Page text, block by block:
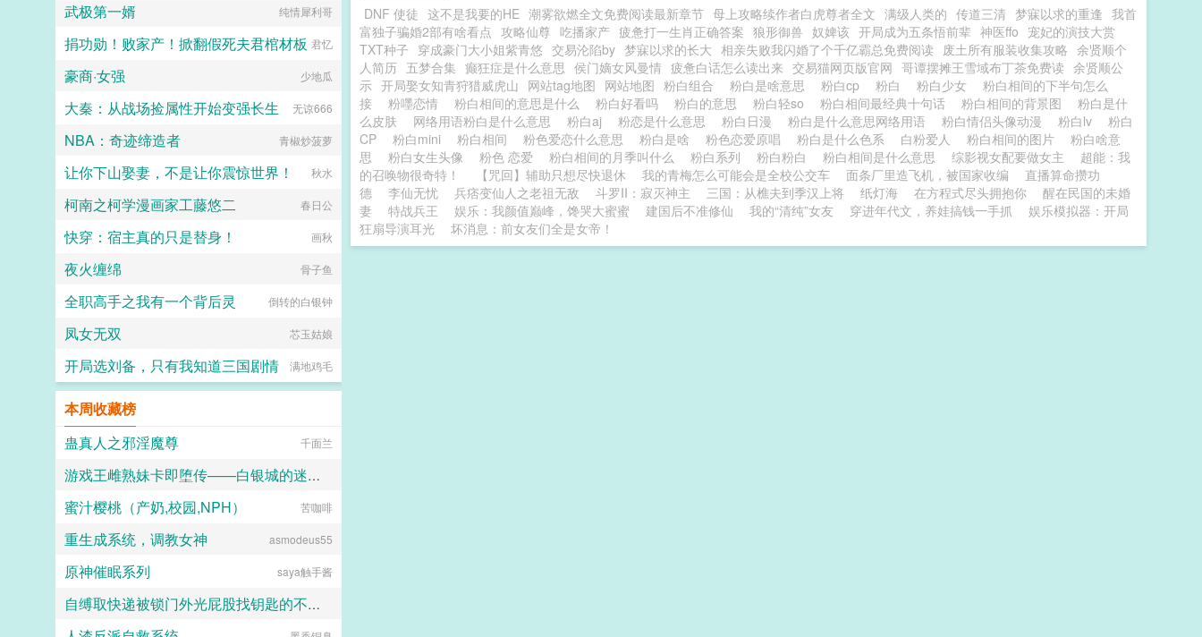
DNF 使徒 这不是我要的HE 潮雾欲燃全文免费阅读最新章节 母上攻略续作者白虎尊者全文 满级人类的 传道三清 梦寐以求的重逢 我首
富独子骗婚2部有啥看点 攻略仙尊 吃播家产 疲惫打一生肖正确答案 狼形御兽 奴婢该 开局成为五条悟前辈 神医ffo 宠妃的演技大赏
TXT种子 穿成豪门大小姐紫青悠 交易沦陷by 梦寐以求的长大 相亲失败我闪婚了个千亿霸总免费阅读 废土所有服装收集攻略 余贤顺个
人简历 五梦合集 癫狂症是什么意思 侯门嫡女风曼情 疲惫白话怎么读出来 交易猫网页版官网 哥谭摆摊王雪域布丁茶免费读 余贤顺公
示 开局娶女知青狩猎威虎山 网站tag地图 网站地图 粉白组合 粉白是啥意思 粉白cp 粉白 粉白少女
粉白相间的下半句怎么
接
粉嚜恋情 粉白相间的意思是什么 粉白好看吗 粉白的意思 粉白轻so 粉白相间最经典十句话 粉白相间的背景图
粉白是什
么皮肤
网络用语粉白是什么意思 粉白aj 粉恋是什么意思 粉白日漫 粉白是什么意思网络用语 粉白情侣头像动漫 粉白lv
粉白
CP
粉白mini 粉白相间 粉色爱恋什么意思 粉白是啥 粉色恋爱原唱 粉白是什么色系 白粉爱人 粉白相间的图片
粉白啥意
思
粉白女生头像 粉色 恋爱 粉白相间的月季叫什么 粉白系列 粉白粉白 粉白相间是什么意思 综影视女配要做女主
超能：我
的召唤物很奇特！
【咒回】辅助只想尽快退休 我的青梅怎么可能会是全校公交车 面条厂里造飞机，被国家收编
直播算命攒功
德
李仙无忧 兵痞变仙人之老祖无敌 斗罗II：寂灭神主 三国：从樵夫到季汉上将 纸灯海 在方程式尽头拥抱你
醒在民国的未婚
妻
特战兵王 娱乐：我颜值巅峰，馋哭大蜜蜜 建国后不准修仙 我的“清纯”女友 穿进年代文，养娃搞钱一手抓
娱乐模拟器：开局
狂扇导演耳光
坏消息：前女友们全是女帝！
气...
武极第一婿 纯情犀利哥
捐功勋！败家产！掀翻假死夫君棺材板 君忆
豪商·女强 少地瓜
大秦：从战场捡属性开始变强长生 无谅666
NBA：奇迹缔造者 青椒炒菠萝
让你下山娶妻，不是让你震惊世界！ 秋水
柯南之柯学漫画家工藤悠二 春日公
快穿：宿主真的只是替身！ 画秋
夜火缠绵 骨子鱼
全职高手之我有一个背后灵 倒转的白银钟
凤女无双 芯玉姑娘
开局选刘备，只有我知道三国剧情 满地鸡毛
本周收藏榜
蛊真人之邪淫魔尊
千面兰
游戏王雌熟妹卡即堕传——白银城的迷宫主?拉比丽斯篇
丁骨
蜜汁樱桃（产奶,校园,NPH） 苦咖啡
重生成系统，调教女神 asmodeus55
原神催眠系列 saya触手酱
自缚取快递被锁门外光屁股找钥匙的不良妹妹